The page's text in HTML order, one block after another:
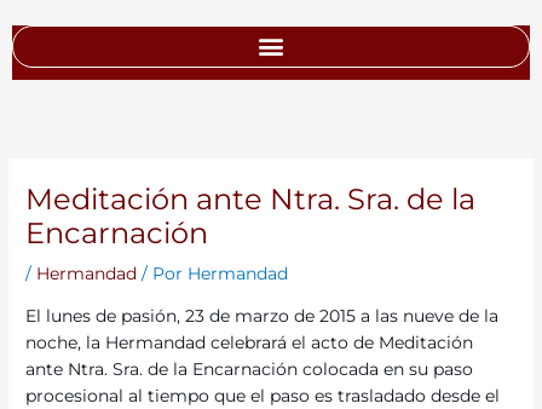
Meditación ante Ntra. Sra. de la
Encarnación
/ Hermandad / Por Hermandad
El lunes de pasión, 23 de marzo de 2015 a las nueve de la
noche, la Hermandad celebrará el acto de Meditación
ante Ntra. Sra. de la Encarnación colocada en su paso
procesional al tiempo que el paso es trasladado desde el